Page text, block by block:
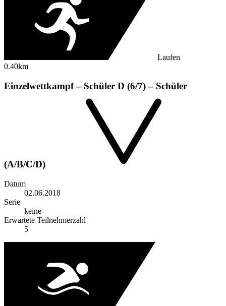
Laufen
0.40km
Einzelwettkampf – Schüler D (6/7) – Schüler
(A/B/C/D)
Datum
02.06.2018
Serie
keine
Erwartete Teilnehmerzahl
5